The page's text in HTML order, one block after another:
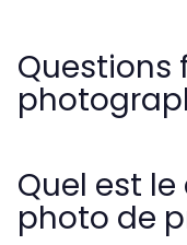
Questions
Quel est
photo de